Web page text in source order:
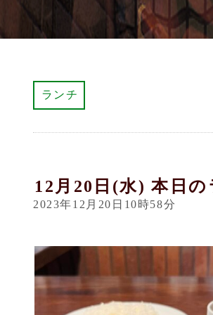
ランチ
12月20日(水) 本日
2023年12月20日10時58分